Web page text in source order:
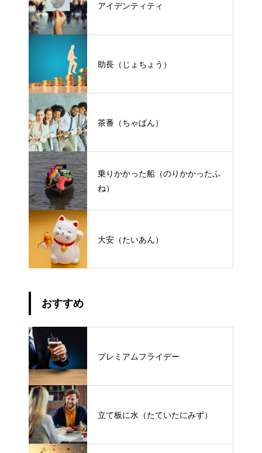
アイデンティティ
助長（じょちょう）
茶番（ちゃばん）
乗りかかった船（のりかかったふ
ね）
大安（たいあん）
おすすめ
プレミアムフライデー
立て板に水（たていたにみず）